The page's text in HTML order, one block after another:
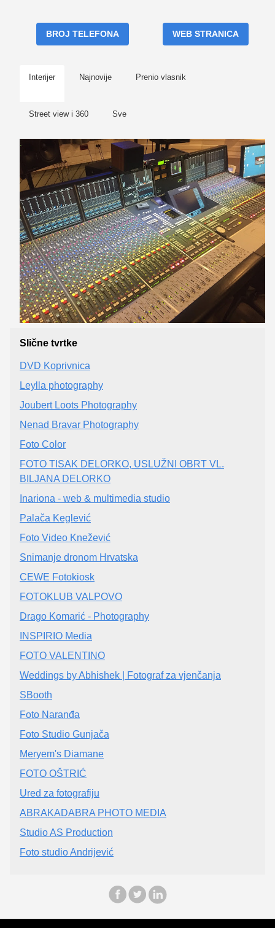
BROJ TELEFONA WEB STRANICA
Interijer Najnovije Prenio vlasnik
Street view i 360 Sve
Slične tvrtke
DVD Koprivnica
Leylla photography
Joubert Loots Photography
Nenad Bravar Photography
Foto Color
FOTO TISAK DELORKO, USLUŽNI OBRT VL.
BILJANA DELORKO
Inariona - web & multimedia studio
Palača Keglević
Foto Video Knežević
Snimanje dronom Hrvatska
CEWE Fotokiosk
FOTOKLUB VALPOVO
Drago Komarić - Photography
INSPIRIO Media
FOTO VALENTINO
Weddings by Abhishek | Fotograf za vjenčanja
SBooth
Foto Naranđa
Foto Studio Gunjača
Meryem's Diamane
FOTO OŠTRIĆ
Ured za fotografiju
ABRAKADABRA PHOTO MEDIA
Studio AS Production
Foto studio Andrijević